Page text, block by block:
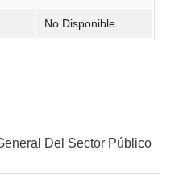
No Disponible
Del Sector Público